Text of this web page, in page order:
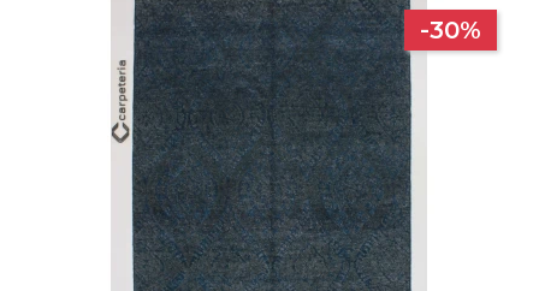
-30%